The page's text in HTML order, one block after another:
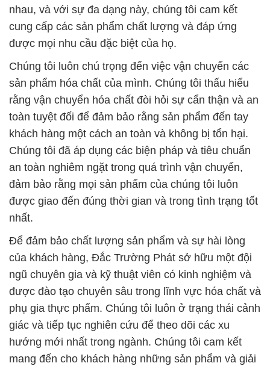
nhau, và với sự đa dạng này, chúng tôi cam kết
cung cấp các sản phẩm chất lượng và đáp ứng
được mọi nhu cầu đặc biệt của họ.
Chúng tôi luôn chú trọng đến việc vận chuyển các
sản phẩm hóa chất của mình. Chúng tôi thấu hiểu
rằng vận chuyển hóa chất đòi hỏi sự cẩn thận và an
toàn tuyệt đối để đảm bảo rằng sản phẩm đến tay
khách hàng một cách an toàn và không bị tổn hại.
Chúng tôi đã áp dụng các biện pháp và tiêu chuẩn
an toàn nghiêm ngặt trong quá trình vận chuyển,
đảm bảo rằng mọi sản phẩm của chúng tôi luôn
được giao đến đúng thời gian và trong tình trạng tốt
nhất.
Để đảm bảo chất lượng sản phẩm và sự hài lòng
của khách hàng, Đắc Trường Phát sở hữu một đội
ngũ chuyên gia và kỹ thuật viên có kinh nghiệm và
được đào tạo chuyên sâu trong lĩnh vực hóa chất và
phụ gia thực phẩm. Chúng tôi luôn ở trạng thái cảnh
giác và tiếp tục nghiên cứu để theo dõi các xu
hướng mới nhất trong ngành. Chúng tôi cam kết
mang đến cho khách hàng những sản phẩm và giải